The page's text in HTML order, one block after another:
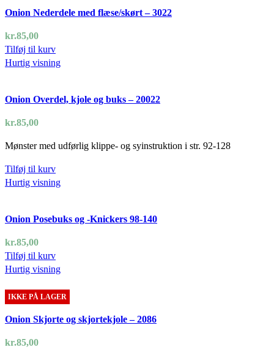
Onion Nederdele med flæse/skørt – 3022
kr.85,00
Tilføj til kurv
Hurtig visning
Onion Overdel, kjole og buks – 20022
kr.85,00
Mønster med udførlig klippe- og syinstruktion i str. 92-128
Tilføj til kurv
Hurtig visning
Onion Posebuks og -Knickers 98-140
kr.85,00
Tilføj til kurv
Hurtig visning
IKKE PÅ LAGER
Onion Skjorte og skjortekjole – 2086
kr.85,00